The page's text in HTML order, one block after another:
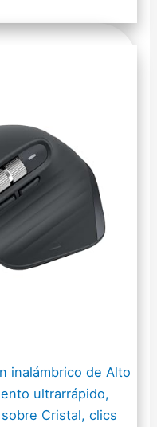
inalámbrico de Alto
ultrarrápido,
Cristal, clics